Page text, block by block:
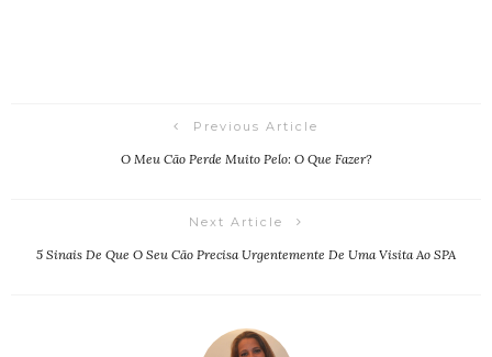
Previous Article
O Meu Cão Perde Muito Pelo: O Que Fazer?
Next Article
5 Sinais De Que O Seu Cão Precisa Urgentemente De Uma Visita Ao SPA